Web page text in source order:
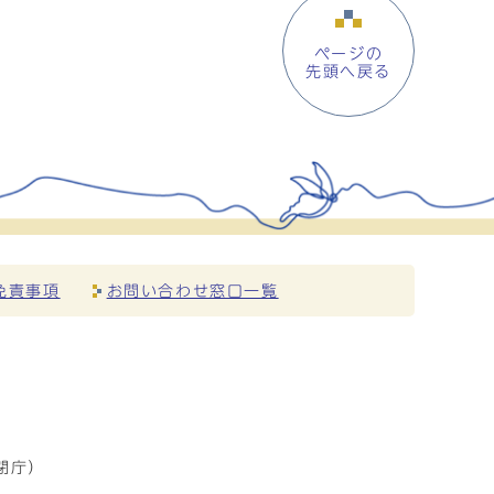
ページの
先頭へ戻る
責事項 お問い合わせ窓口一覧
）